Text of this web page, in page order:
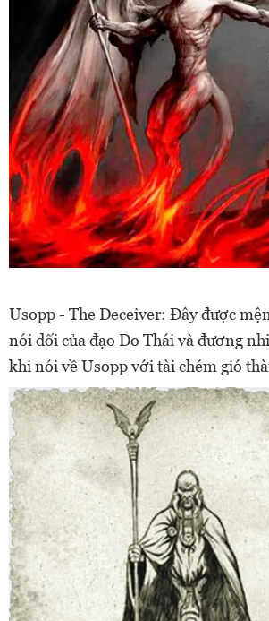
Usopp - The Deceiver: Đây được
nói dối của đạo Do Thái và đương
khi nói về Usopp với tài chém gió